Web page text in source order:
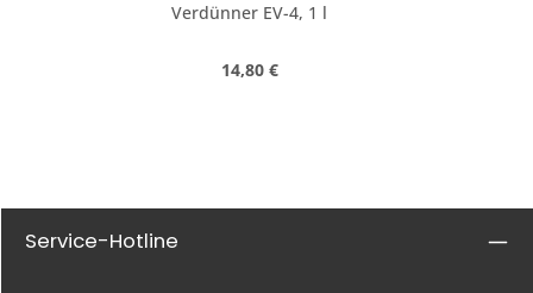
Verdünner EV-4, 1 l
Regulärer Preis:
14,80 €
Service-Hotline